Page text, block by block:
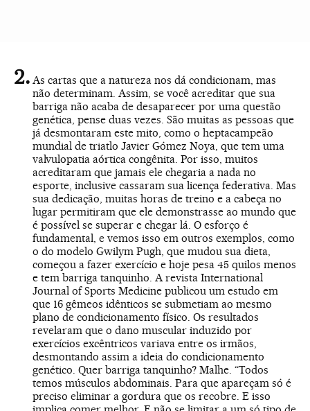
As cartas que a natureza nos dá condicionam, mas
não determinam. Assim, se você acreditar que sua
barriga não acaba de desaparecer por uma questão
genética, pense duas vezes. São muitas as pessoas que
já desmontaram este mito, como o heptacampeão
mundial de triatlo Javier Gómez Noya, que tem uma
valvulopatia aórtica congênita. Por isso, muitos
acreditaram que jamais ele chegaria a nada no
esporte, inclusive cassaram sua licença federativa. Mas
sua dedicação, muitas horas de treino e a cabeça no
lugar permitiram que ele demonstrasse ao mundo que
é possível se superar e chegar lá. O esforço é
fundamental, e vemos isso em outros exemplos, como
o do modelo Gwilym Pugh, que mudou sua dieta,
começou a fazer exercício e hoje pesa 45 quilos menos
e tem barriga tanquinho. A revista International
Journal of Sports Medicine publicou um estudo em
que 16 gêmeos idênticos se submetiam ao mesmo
plano de condicionamento físico. Os resultados
revelaram que o dano muscular induzido por
exercícios excêntricos variava entre os irmãos,
desmontando assim a ideia do condicionamento
genético. Quer barriga tanquinho? Malhe. “Todos
temos músculos abdominais. Para que apareçam só é
preciso eliminar a gordura que os recobre. E isso